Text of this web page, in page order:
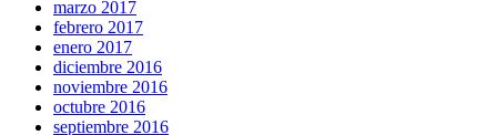
marzo 2017
febrero 2017
enero 2017
diciembre 2016
noviembre 2016
octubre 2016
septiembre 2016